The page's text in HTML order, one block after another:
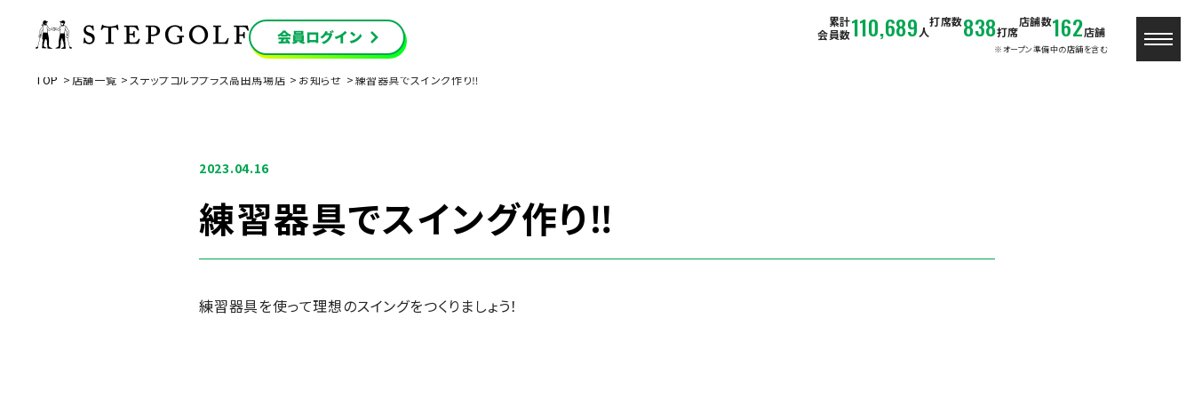
累計
会員数110,689 人
打席数838打席
店舗数162店舗
※オープン準備中の店舗を含む
TOP 店舗一覧 ステップゴルフプラス高田馬場店 お知らせ 練習器具でスイング作り‼
2023.04.16
練習器具でスイング作り‼
練習器具を使って理想のスイングをつくりましょう！